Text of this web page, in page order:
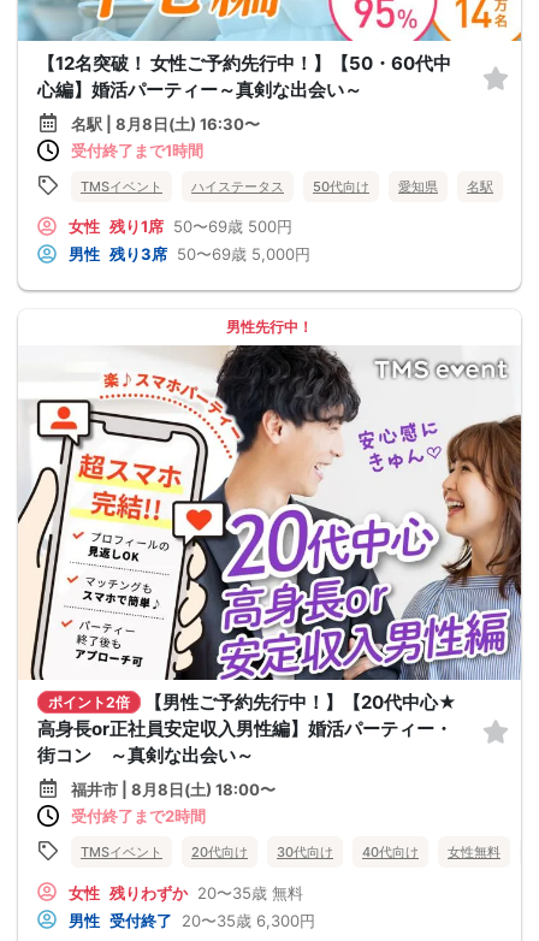
【12名突破！ 女性ご予約先行中！】【50・60代中
心編】婚活パーティー～真剣な出会い～
名駅 | 8月8日(土) 16:30〜
受付終了まで1時間
TMSイベント ハイステータス 50代向け 愛知県 名駅
女性 残り1席 50〜69歳 500円
男性 残り3席 50〜69歳 5,000円
男性先行中！
ポイント2倍
【男性ご予約先行中！】【20代中心★
高身長or正社員安定収入男性編】婚活パーティー・
街コン ～真剣な出会い～
福井市 | 8月8日(土) 18:00〜
受付終了まで2時間
TMSイベント 20代向け 30代向け 40代向け 女性無料
女性 残りわずか 20〜35歳 無料
男性 受付終了 20〜35歳 6,300円